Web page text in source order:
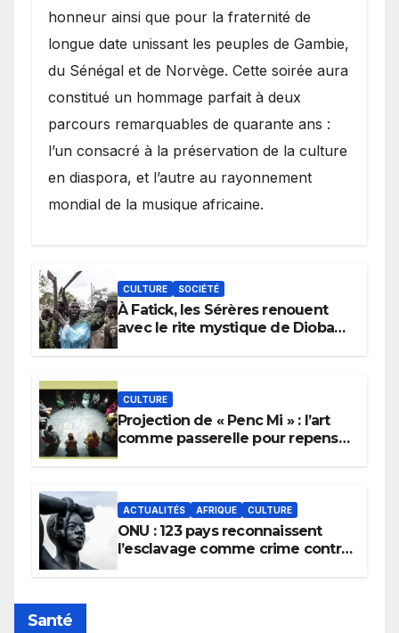
honneur ainsi que pour la fraternité de
longue date unissant les peuples de Gambie,
du Sénégal et de Norvège. Cette soirée aura
constitué un hommage parfait à deux
parcours remarquables de quarante ans :
l’un consacré à la préservation de la culture
en diaspora, et l’autre au rayonnement
mondial de la musique africaine.
CULTURE SOCIÉTÉ
À Fatick, les Sérères renouent
avec le rite mystique de Diobaye
CULTURE
Projection de « Penc Mi » : l’art
comme passerelle pour repenser
ACTUALITÉS AFRIQUE CULTURE
ONU : 123 pays reconnaissent
l’esclavage comme crime contre
Santé